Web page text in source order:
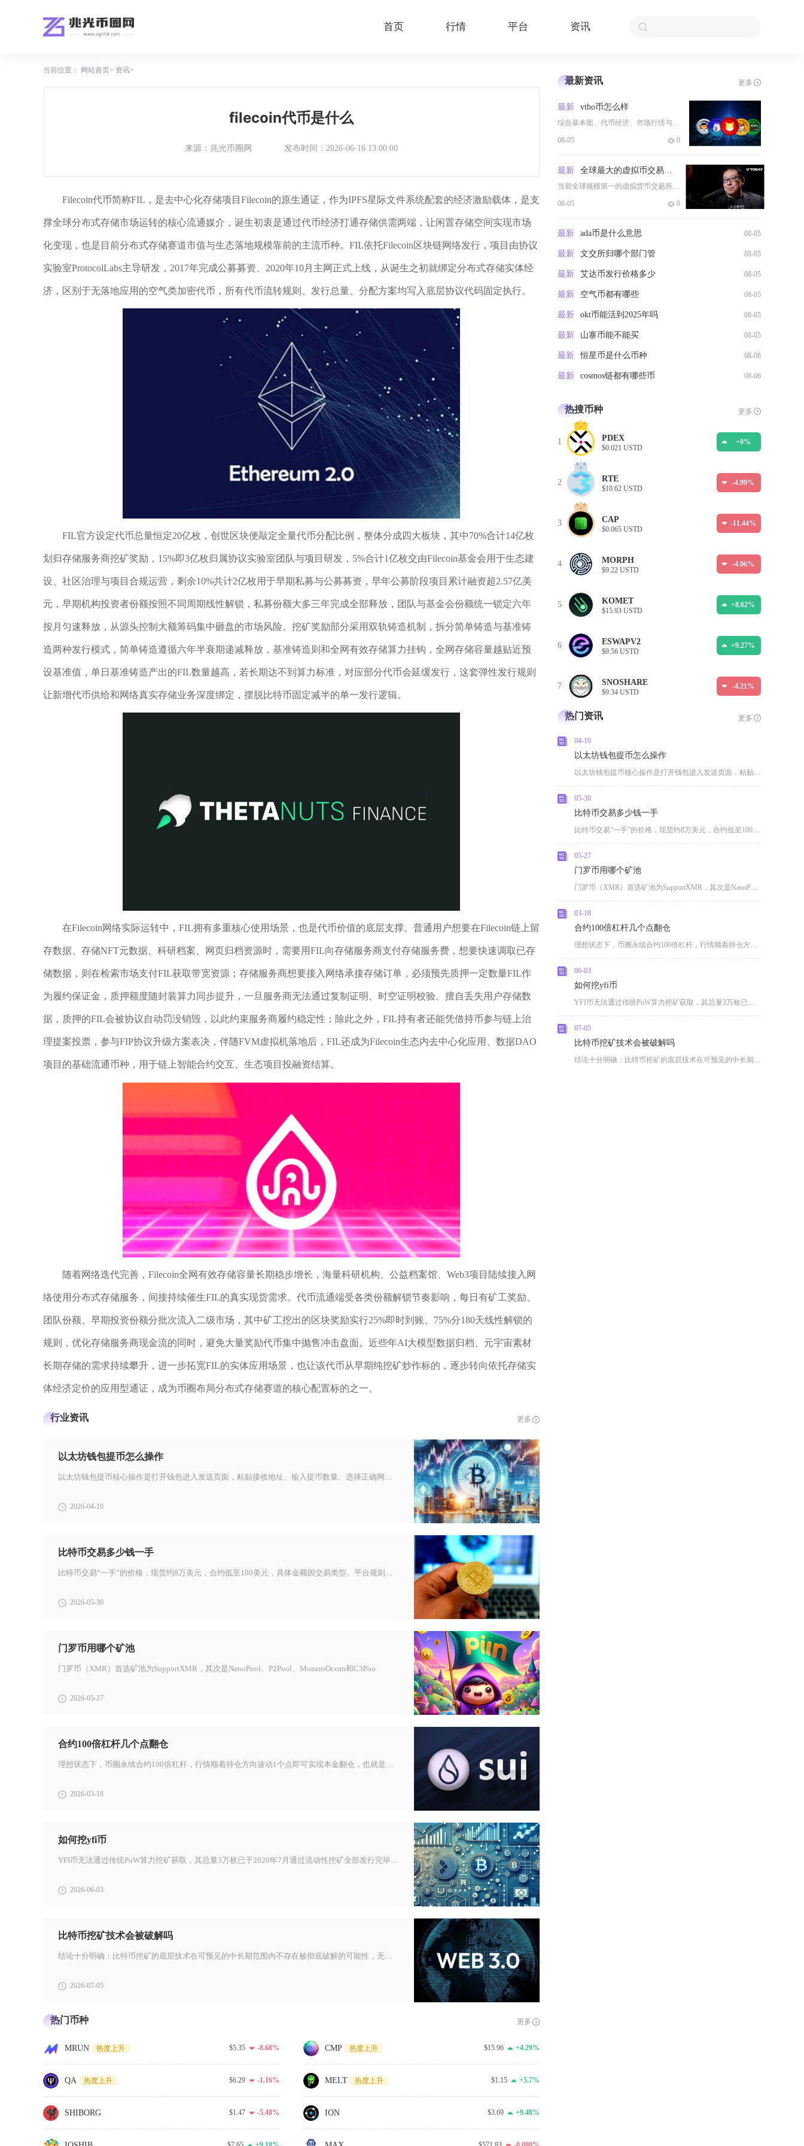
首页 行情 平台 资讯
当前位置： 网站首页 资讯
filecoin代币是什么
来源：兆光币圈网 发布时间：2026-06-16 13:00:00
Filecoin代币简称FIL，是去中心化存储项目Filecoin的原生通证，作为IPFS星际文件系统配套的经济激励载体，是支
撑全球分布式存储市场运转的核心流通媒介，诞生初衷是通过代币经济打通存储供需两端，让闲置存储空间实现市场
化变现，也是目前分布式存储赛道市值与生态落地规模靠前的主流币种。FIL依托Filecoin区块链网络发行，项目由协议
实验室ProtocolLabs主导研发，2017年完成公募募资、2020年10月主网正式上线，从诞生之初就绑定分布式存储实体经
济，区别于无落地应用的空气类加密代币，所有代币流转规则、发行总量、分配方案均写入底层协议代码固定执行。
FIL官方设定代币总量恒定20亿枚，创世区块便敲定全量代币分配比例，整体分成四大板块，其中70%合计14亿枚
划归存储服务商挖矿奖励，15%即3亿枚归属协议实验室团队与项目研发，5%合计1亿枚交由Filecoin基金会用于生态建
设、社区治理与项目合规运营，剩余10%共计2亿枚用于早期私募与公募募资，早年公募阶段项目累计融资超2.57亿美
元，早期机构投资者份额按照不同周期线性解锁，私募份额大多三年完成全部释放，团队与基金会份额统一锁定六年
按月匀速释放，从源头控制大额筹码集中砸盘的市场风险。挖矿奖励部分采用双轨铸造机制，拆分简单铸造与基准铸
造两种发行模式，简单铸造遵循六年半衰期递减释放，基准铸造则和全网有效存储算力挂钩，全网存储容量越贴近预
设基准值，单日基准铸造产出的FIL数量越高，若长期达不到算力标准，对应部分代币会延缓发行，这套弹性发行规则
让新增代币供给和网络真实存储业务深度绑定，摆脱比特币固定减半的单一发行逻辑。
在Filecoin网络实际运转中，FIL拥有多重核心使用场景，也是代币价值的底层支撑。普通用户想要在Filecoin链上留
存数据、存储NFT元数据、科研档案、网页归档资源时，需要用FIL向存储服务商支付存储服务费，想要快速调取已存
储数据，则在检索市场支付FIL获取带宽资源；存储服务商想要接入网络承接存储订单，必须预先质押一定数量FIL作
为履约保证金，质押额度随封装算力同步提升，一旦服务商无法通过复制证明、时空证明校验、擅自丢失用户存储数
据，质押的FIL会被协议自动罚没销毁，以此约束服务商履约稳定性；除此之外，FIL持有者还能凭借持币参与链上治
理提案投票，参与FIP协议升级方案表决，伴随FVM虚拟机落地后，FIL还成为Filecoin生态内去中心化应用、数据DAO
项目的基础流通币种，用于链上智能合约交互、生态项目投融资结算。
随着网络迭代完善，Filecoin全网有效存储容量长期稳步增长，海量科研机构、公益档案馆、Web3项目陆续接入网
络使用分布式存储服务，间接持续催生FIL的真实现货需求。代币流通端受各类份额解锁节奏影响，每日有矿工奖励、
团队份额、早期投资份额分批次流入二级市场，其中矿工挖出的区块奖励实行25%即时到账、75%分180天线性解锁的
规则，优化存储服务商现金流的同时，避免大量奖励代币集中抛售冲击盘面。近些年AI大模型数据归档、元宇宙素材
长期存储的需求持续攀升，进一步拓宽FIL的实体应用场景，也让该代币从早期纯挖矿炒作标的，逐步转向依托存储实
体经济定价的应用型通证，成为币圈布局分布式存储赛道的核心配置标的之一。
行业资讯 更多
以太坊钱包提币怎么操作
以太坊钱包提币核心操作是打开钱包进入发送页面，粘贴接收地址、输入提币数量、选择正确网络与Gas费、完成安全验证并确认上链
2026-04-10
比特币交易多少钱一手
比特币交易“一手”的价格，现货约8万美元，合约低至100美元，具体金额因交易类型、平台规则及杠杆倍数差异巨大。在比特币现
2026-05-30
门罗币用哪个矿池
门罗币（XMR）首选矿池为SupportXMR，其次是NanoPool、P2Pool、MoneroOcean和C3Poo
2026-05-27
合约100倍杠杆几个点翻仓
理想状态下，币圈永续合约100倍杠杆，行情顺着持仓方向波动1个点即可实现本金翻仓，也就是资金直接翻倍。这个结论是基于纯理
2026-03-18
如何挖yfi币
YFI币无法通过传统PoW算力挖矿获取，其总量3万枚已于2020年7月通过流动性挖矿全部发行完毕，当前用户只能通过质押Y
2026-06-03
比特币挖矿技术会被破解吗
结论十分明确：比特币挖矿的底层技术在可预见的中长期范围内不存在被彻底破解的可能性，无论是传统超级计算机还是仍处于实验阶段
2026-07-05
热门币种 更多
MRUN 热度上升 $5.35 -8.68% CMP 热度上升 $15.96 +4.29%
QA 热度上升 $6.29 -1.16% MELT 热度上升 $1.15 +5.7%
SHIBORG $1.47 -5.48% ION $3.69 +9.48%
最新资讯 更多
最新 vtho币怎么样
综合基本面、代币经济、市场行情与生态落地VTHO属于依附唯链生态的功能性燃料代币，具备真实
08-05 0
最新 全球最大的虚拟币交易所是哪个
当前全球规模第一的虚拟货币交易所是币安Binance，综合现货、衍生品交易量、用户体量、流
08-05 0
最新 ada币是什么意思 08-05
最新 文交所归哪个部门管 08-05
最新 艾达币发行价格多少 08-05
最新 空气币都有哪些 08-05
最新 okt币能活到2025年吗 08-05
最新 山寨币能不能买 08-05
最新 恒星币是什么币种 08-06
最新 cosmos链都有哪些币 08-06
热搜币种 更多
1 PDEX
$0.021 USTD
+0%
2 RTE
$10.62 USTD
-4.99%
3 CAP
$0.065 USTD
-11.44%
4 MORPH
$9.22 USTD
-4.06%
5 KOMET
$15.93 USTD
+8.62%
6 ESWAPV2
$9.56 USTD
+9.27%
7 SNOSHARE
$9.34 USTD
-4.21%
热门资讯 更多
04-10
以太坊钱包提币怎么操作
以太坊钱包提币核心操作是打开钱包进入发送页面，粘贴接收地址、输入提币数量、选择正确网络与G
05-30
比特币交易多少钱一手
比特币交易“一手”的价格，现货约8万美元，合约低至100美元，具体金额因交易类型、平台规则
05-27
门罗币用哪个矿池
门罗币（XMR）首选矿池为SupportXMR，其次是NanoPool、P2Pool、Mo
03-18
合约100倍杠杆几个点翻仓
理想状态下，币圈永续合约100倍杠杆，行情顺着持仓方向波动1个点即可实现本金翻仓，也就是资
06-03
如何挖yfi币
YFI币无法通过传统PoW算力挖矿获取，其总量3万枚已于2020年7月通过流动性挖矿全部发
07-05
比特币挖矿技术会被破解吗
结论十分明确：比特币挖矿的底层技术在可预见的中长期范围内不存在被彻底破解的可能性，无论是传